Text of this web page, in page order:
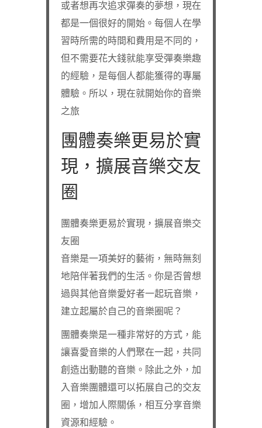
或者想再次追求彈奏的夢想，現在
都是一個很好的開始。每個人在學
習時所需的時間和費用是不同的，
但不需要花大錢就能享受彈奏樂趣
的經驗，是每個人都能獲得的專屬
體驗。所以，現在就開始你的音樂
之旅
團體奏樂更易於實
現，擴展音樂交友
圈
團體奏樂更易於實現，擴展音樂交
友圈
音樂是一項美好的藝術，無時無刻
地陪伴著我們的生活。你是否曾想
過與其他音樂愛好者一起玩音樂，
建立起屬於自己的音樂圈呢？
團體奏樂是一種非常好的方式，能
讓喜愛音樂的人們聚在一起，共同
創造出動聽的音樂。除此之外，加
入音樂團體還可以拓展自己的交友
圈，增加人際關係，相互分享音樂
資源和經驗。